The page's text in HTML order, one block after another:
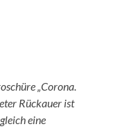
„Corona.
Rückauer ist
eine